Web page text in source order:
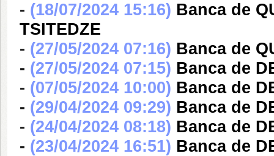
- (18/07/2024 15:16) Banca de
TSITEDZE
- (27/05/2024 07:16) Banca de
- (27/05/2024 07:15) Banca de
- (07/05/2024 10:00) Banca de
- (29/04/2024 09:29) Banca de
- (24/04/2024 08:18) Banca de
- (23/04/2024 16:51) Banca de